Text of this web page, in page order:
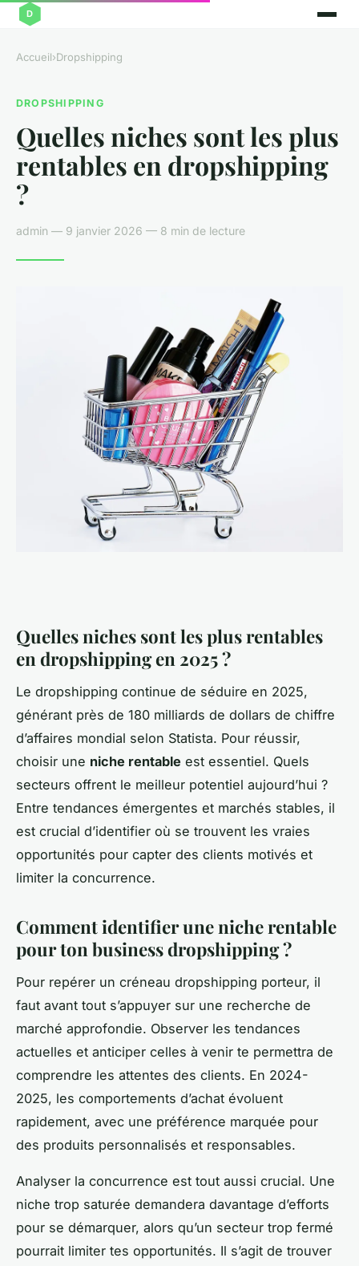
Accueil›Dropshipping
DROPSHIPPING
Quelles niches sont les plus
rentables en dropshipping
?
admin — 9 janvier 2026 — 8 min de lecture
Quelles niches sont les plus rentables
en dropshipping en 2025 ?
Le dropshipping continue de séduire en 2025,
générant près de 180 milliards de dollars de chiffre
d’affaires mondial selon Statista. Pour réussir,
choisir une niche rentable est essentiel. Quels
secteurs offrent le meilleur potentiel aujourd’hui ?
Entre tendances émergentes et marchés stables, il
est crucial d’identifier où se trouvent les vraies
opportunités pour capter des clients motivés et
limiter la concurrence.
Comment identifier une niche rentable
pour ton business dropshipping ?
Pour repérer un créneau dropshipping porteur, il
faut avant tout s’appuyer sur une recherche de
marché approfondie. Observer les tendances
actuelles et anticiper celles à venir te permettra de
comprendre les attentes des clients. En 2024-
2025, les comportements d’achat évoluent
rapidement, avec une préférence marquée pour
des produits personnalisés et responsables.
Analyser la concurrence est tout aussi crucial. Une
niche trop saturée demandera davantage d’efforts
pour se démarquer, alors qu’un secteur trop fermé
pourrait limiter tes opportunités. Il s’agit de trouver